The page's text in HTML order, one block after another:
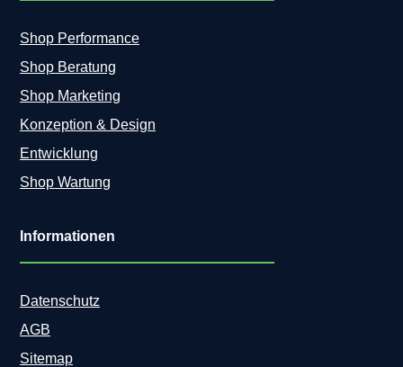
Shop Performance
Shop Beratung
Shop Marketing
Konzeption & Design
Entwicklung
Shop Wartung
Informationen
Datenschutz
AGB
Sitemap